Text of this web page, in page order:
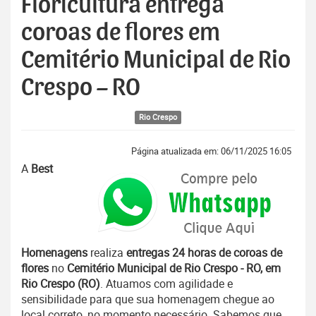
Floricultura entrega
coroas de flores em
Cemitério Municipal de Rio
Crespo – RO
Rio Crespo
Página atualizada em: 06/11/2025 16:05
A Best
Homenagens realiza entregas 24 horas de coroas de
flores no Cemitério Municipal de Rio Crespo - RO, em
Rio Crespo (RO). Atuamos com agilidade e
sensibilidade para que sua homenagem chegue ao